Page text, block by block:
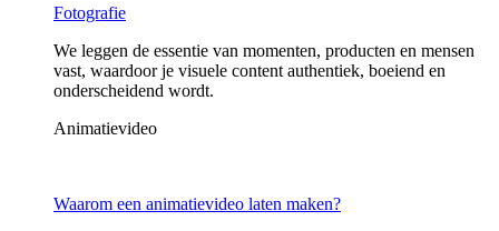
Fotografie
We leggen de essentie van momenten, producten en mensen
vast, waardoor je visuele content authentiek, boeiend en
onderscheidend wordt.
Animatievideo
Waarom een animatievideo laten maken?